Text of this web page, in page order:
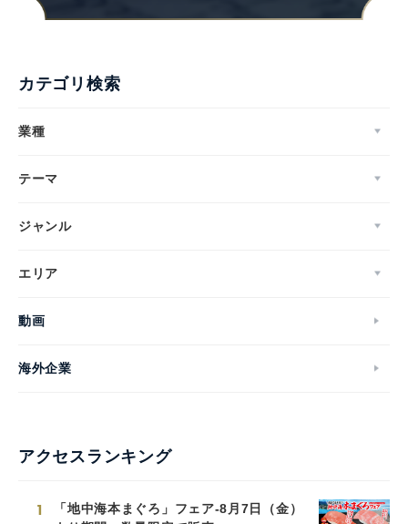
カテゴリ検索
業種
テーマ
ジャンル
エリア
動画
海外企業
アクセスランキング
1
「地中海本まぐろ」フェア-8月7日（金）